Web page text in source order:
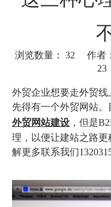
浏览数量： 32 作者
外贸企业想要走外贸
先得有一个外贸网站
外贸网站建设 ，但是
理，以便让建站之路
解更多联系我们